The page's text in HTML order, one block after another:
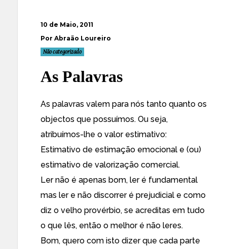
10 de Maio, 2011
Por Abraão Loureiro
Não categorizado
As Palavras
As palavras valem para nós tanto quanto os
objectos que possuímos. Ou seja,
atribuímos-lhe o valor estimativo:
Estimativo de estimação emocional e (ou)
estimativo de valorização comercial.
Ler não é apenas bom, ler é fundamental
mas ler e não discorrer é prejudicial e como
diz o velho provérbio, se acreditas em tudo
o que lês, então o melhor é não leres.
Bom, quero com isto dizer que cada parte